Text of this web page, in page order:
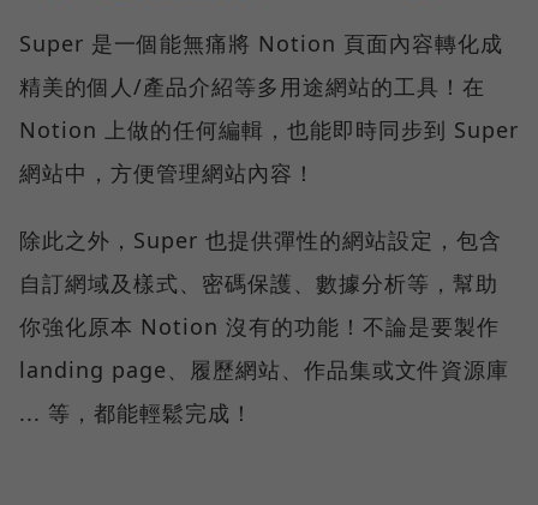
Super 是一個能無痛將 Notion 頁面內容轉化成
精美的個人/產品介紹等多用途網站的工具！在
Notion 上做的任何編輯，也能即時同步到 Super
網站中，方便管理網站內容！
除此之外，Super 也提供彈性的網站設定，包含
自訂網域及樣式、密碼保護、數據分析等，幫助
你強化原本 Notion 沒有的功能！不論是要製作
landing page、履歷網站、作品集或文件資源庫
... 等，都能輕鬆完成！